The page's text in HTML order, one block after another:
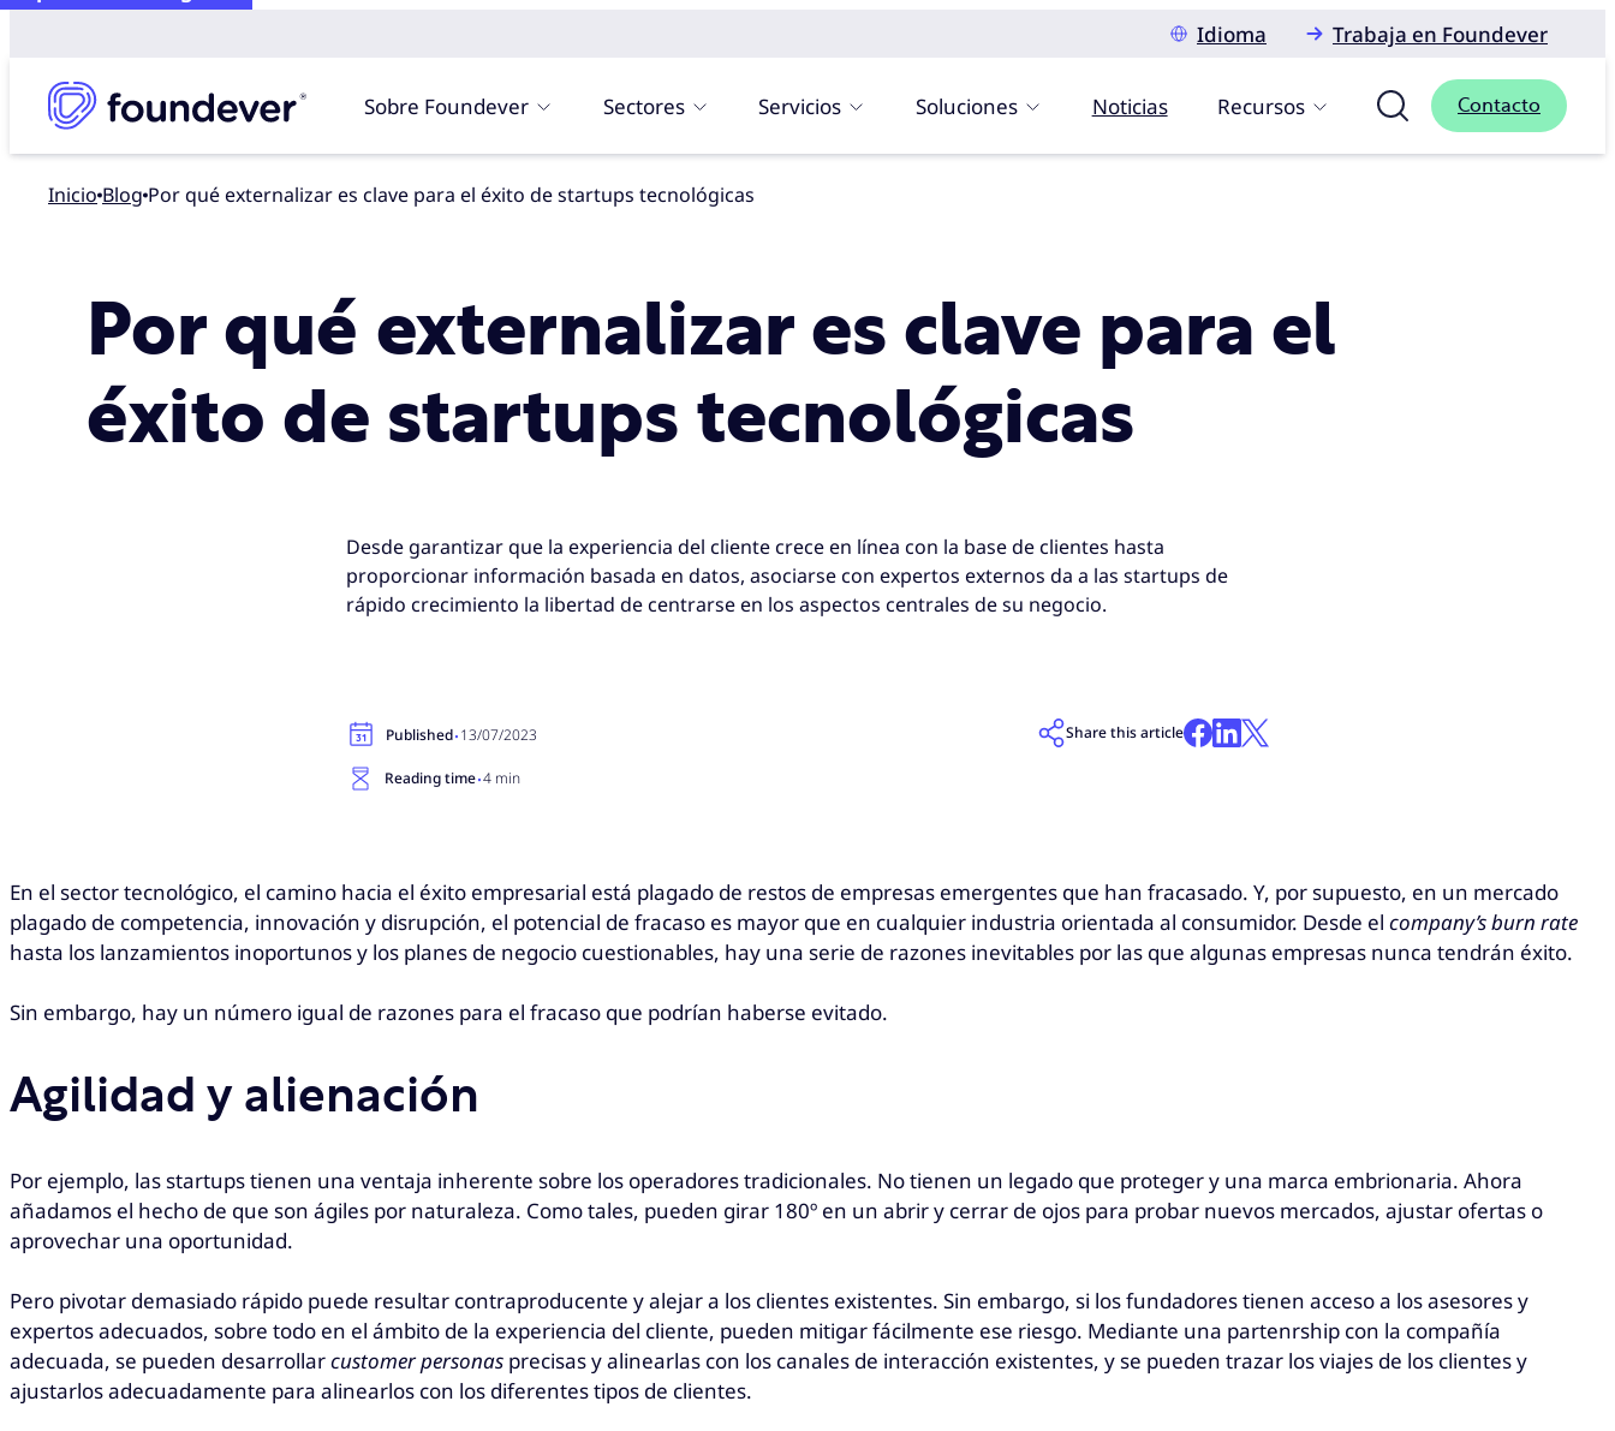
Idioma
Trabaja en Foundever
Sobre Foundever Sectores Servicios Soluciones Noticias Recursos Contacto
Inicio blog Por qué externalizar es clave para el éxito de startups tecnológicas
Por qué externalizar es clave para el
éxito de startups tecnológicas
Desde garantizar que la experiencia del cliente crece en línea con la base de clientes hasta
proporcionar información basada en datos, asociarse con expertos externos da a las startups de
rápido crecimiento la libertad de centrarse en los aspectos centrales de su negocio.
Published·13/07/2023
Reading time·4 min
Share this article
En el sector tecnológico, el camino hacia el éxito empresarial está plagado de restos de empresas emergentes que han fracasado. Y, por supuesto, en un mercado
plagado de competencia, innovación y disrupción, el potencial de fracaso es mayor que en cualquier industria orientada al consumidor. Desde el company’s burn rate
hasta los lanzamientos inoportunos y los planes de negocio cuestionables, hay una serie de razones inevitables por las que algunas empresas nunca tendrán éxito.
Sin embargo, hay un número igual de razones para el fracaso que podrían haberse evitado.
Agilidad y alienación
Por ejemplo, las startups tienen una ventaja inherente sobre los operadores tradicionales. No tienen un legado que proteger y una marca embrionaria. Ahora
añadamos el hecho de que son ágiles por naturaleza. Como tales, pueden girar 180º en un abrir y cerrar de ojos para probar nuevos mercados, ajustar ofertas o
aprovechar una oportunidad.
Pero pivotar demasiado rápido puede resultar contraproducente y alejar a los clientes existentes. Sin embargo, si los fundadores tienen acceso a los asesores y
expertos adecuados, sobre todo en el ámbito de la experiencia del cliente, pueden mitigar fácilmente ese riesgo. Mediante una partenrship con la compañía
adecuada, se pueden desarrollarcustomer personas precisas y alinearlas con los canales de interacción existentes, y se pueden trazar los viajes de los clientes y
ajustarlos adecuadamente para alinearlos con los diferentes tipos de clientes.